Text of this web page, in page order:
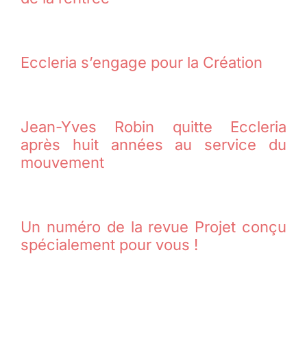
Eccleria s’engage pour la Création
Jean-Yves Robin quitte Eccleria
après huit années au service du
mouvement
Un numéro de la revue Projet conçu
spécialement pour vous !